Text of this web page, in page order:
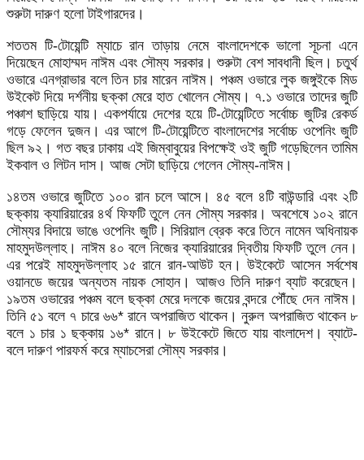
শুরুটা দারুণ হলো টাইগারদের।
শততম টি-টোয়েন্টি ম্যাচে রান তাড়ায় নেমে বাংলাদেশকে ভালো সূচনা এনে
দিয়েছেন মোহাম্মদ নাঈম এবং সৌম্য সরকার। শুরুটা বেশ সাবধানী ছিল। চতুর্থ
ওভারে এনগ্রাভার বলে তিন চার মারেন নাঈম। পঞ্চম ওভারে লুক জঙ্গুইকে মিড
উইকেট দিয়ে দর্শনীয় ছক্কা মেরে হাত খোলেন সৌম্য। ৭.১ ওভারে তাদের জুটি
পঞ্চাশ ছাড়িয়ে যায়। একপর্যায়ে দেশের হয়ে টি-টোয়েন্টিতে সর্বোচ্চ জুটির রেকর্ড
গড়ে ফেলেন দুজন। এর আগে টি-টোয়েন্টিতে বাংলাদেশের সর্বোচ্চ ওপেনিং জুটি
ছিল ৯২। গত বছর ঢাকায় এই জিম্বাবুয়ের বিপক্ষেই ওই জুটি গড়েছিলেন তামিম
ইকবাল ও লিটন দাস। আজ সেটা ছাড়িয়ে গেলেন সৌম্য-নাঈম।
১৪তম ওভারে জুটিতে ১০০ রান চলে আসে। ৪৫ বলে ৪টি বাউন্ডারি এবং ২টি
ছক্কায় ক্যারিয়ারের ৪র্থ ফিফটি তুলে নেন সৌম্য সরকার। অবশেষে ১০২ রানে
সৌম্যর বিদায়ে ভাঙে ওপেনিং জুটি। সিরিয়াল ব্রেক করে তিনে নামেন অধিনায়ক
মাহমুদউল্লাহ। নাঈম ৪০ বলে নিজের ক্যারিয়ারের দ্বিতীয় ফিফটি তুলে নেন।
এর পরেই মাহমুদউল্লাহ ১৫ রানে রান-আউট হন। উইকেটে আসেন সর্বশেষ
ওয়ানডে জয়ের অন্যতম নায়ক সোহান। আজও তিনি দারুণ ব্যাট করেছেন।
১৯তম ওভারের পঞ্চম বলে ছক্কা মেরে দলকে জয়ের বন্দরে পৌঁছে দেন নাঈম।
তিনি ৫১ বলে ৭ চারে ৬৬* রানে অপরাজিত থাকেন। নুরুল অপরাজিত থাকেন ৮
বলে ১ চার ১ ছক্কায় ১৬* রানে। ৮ উইকেটে জিতে যায় বাংলাদেশ। ব্যাটে-
বলে দারুণ পারফর্ম করে ম্যাচসেরা সৌম্য সরকার।